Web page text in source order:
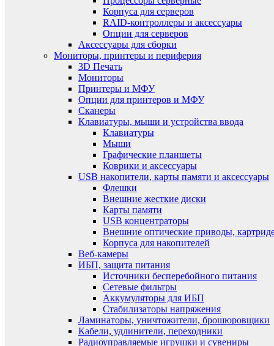
Корпуса для серверов
RAID-контроллеры и аксессуары
Опции для серверов
Аксессуары для сборки
Мониторы, принтеры и периферия
3D Печать
Мониторы
Принтеры и МФУ
Опции для принтеров и МФУ
Сканеры
Клавиатуры, мыши и устройства ввода
Клавиатуры
Мыши
Графические планшеты
Коврики и аксессуары
USB накопители, карты памяти и аксессуары
Флешки
Внешние жесткие диски
Карты памяти
USB концентраторы
Внешние оптические приводы,
Корпуса для накопителей
Веб-камеры
ИБП, защита питания
Источники бесперебойного питания
Сетевые фильтры
Аккумуляторы для ИБП
Стабилизаторы напряжения
Ламинаторы, уничтожители, брошюровщики
Кабели, удлинители, переходники
Радиоуправляемые игрушки и сувениры